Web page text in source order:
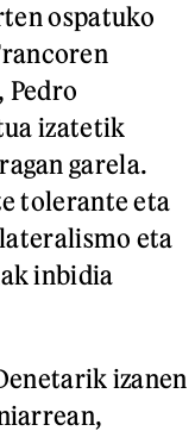
ospatuko
Pedro
izatetik
garela.
tolerante eta
eta
inbidia
izanen